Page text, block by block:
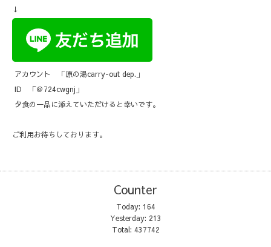
↓
アカウント 「原の湯carry-out dep.」
ID 「＠724cwgnj」
夕食の一品に添えていただけると幸いです。
ご利用お待ちしております。
Counter
Today: 164
Yesterday: 213
Total: 437742